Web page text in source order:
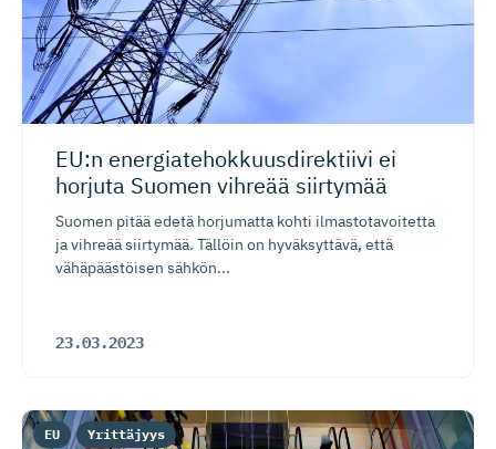
EU:n energiate­hok­kuus­di­rektiivi ei
horjuta Suomen vihreää siirtymää
Suomen pitää edetä horjumatta kohti ilmastotavoitetta
ja vihreää siirtymää. Tällöin on hyväksyttävä, että
vähäpäästöisen sähkön...
23.03.2023
EU Yrittäjyys